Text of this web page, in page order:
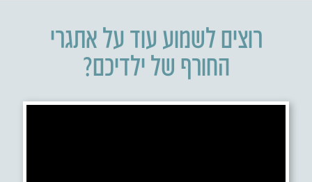
רוצים לשמוע עוד על אתגרי
החורף של ילדיכם?